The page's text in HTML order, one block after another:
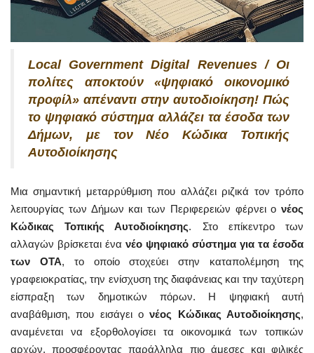
Local Government Digital Revenues / Οι
πολίτες αποκτούν «ψηφιακό οικονομικό
προφίλ» απέναντι στην αυτοδιοίκηση! Πώς
το ψηφιακό σύστημα αλλάζει τα έσοδα των
Δήμων, με τον Νέο Κώδικα Τοπικής
Αυτοδιοίκησης
Μια σημαντική μεταρρύθμιση που αλλάζει ριζικά τον τρόπο
λειτουργίας των Δήμων και των Περιφερειών φέρνει ο νέος
Κώδικας Τοπικής Αυτοδιοίκησης. Στο επίκεντρο των
αλλαγών βρίσκεται ένα νέο ψηφιακό σύστημα για τα έσοδα
των ΟΤΑ, το οποίο στοχεύει στην καταπολέμηση της
γραφειοκρατίας, την ενίσχυση της διαφάνειας και την ταχύτερη
είσπραξη των δημοτικών πόρων. Η ψηφιακή αυτή
αναβάθμιση, που εισάγει ονέος Κώδικας Αυτοδιοίκησης,
αναμένεται να εξορθολογίσει τα οικονομικά των τοπικών
αρχών, προσφέροντας παράλληλα πιο άμεσες και φιλικές